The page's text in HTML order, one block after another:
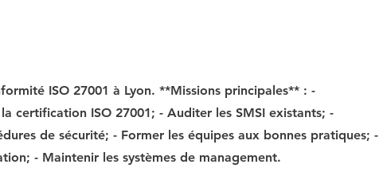
ISO 27001 à Lyon. **Missions principales** : -
certification ISO 27001; - Auditer les SMSI existants; -
de sécurité; - Former les équipes aux bonnes pratiques; -
- Maintenir les systèmes de management.